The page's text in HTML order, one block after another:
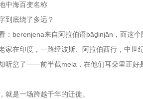
中海百变名称
到底绕了多远？
：berenjena来自阿拉伯语bāḏinjān，而这个
家在印度，一路经波斯、阿拉伯西行，中世
听岔了——前半截mela，在他们耳朵里正好
就是一场跨越千年的迁徙。